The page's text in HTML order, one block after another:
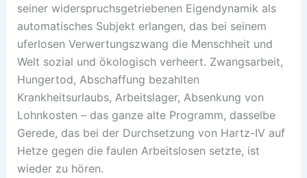
seiner widerspruchsgetriebenen Eigendynamik als
automatisches Subjekt erlangen, das bei seinem
uferlosen Verwertungszwang die Menschheit und
Welt sozial und ökologisch verheert. Zwangsarbeit,
Hungertod, Abschaffung bezahlten
Krankheitsurlaubs, Arbeitslager, Absenkung von
Lohnkosten – das ganze alte Programm, dasselbe
Gerede, das bei der Durchsetzung von Hartz-IV auf
Hetze gegen die faulen Arbeitslosen setzte, ist
wieder zu hören.